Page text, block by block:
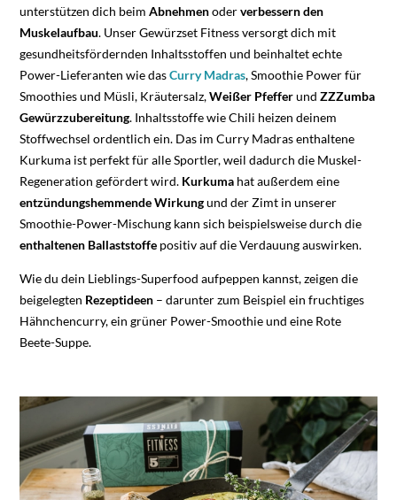
unterstützen dich beimAbnehmenoderverbessern den
Muskelaufbau. Unser Gewürzset Fitness versorgt dich mit
gesundheitsfördernden Inhaltsstoffen und beinhaltet echte
Power-Lieferanten wie dasCurry Madras, Smoothie Power für
Smoothies und Müsli, Kräutersalz,Weißer PfefferundZZZumba
Gewürzzubereitung. Inhaltsstoffe wie Chili heizen deinem
Stoffwechsel ordentlich ein. Das im Curry Madras enthaltene
Kurkuma ist perfekt für alle Sportler, weil dadurch die Muskel-
Regeneration gefördert wird. Kurkuma hat außerdem eine
entzündungshemmende Wirkungund der Zimt in unserer
Smoothie-Power-Mischung kann sich beispielsweise durch die
enthaltenen Ballaststoffe positiv auf die Verdauung auswirken.
Wie du dein Lieblings-Superfood aufpeppen kannst, zeigen die
beigelegten Rezeptideen – darunter zum Beispiel ein fruchtiges
Hähnchencurry, ein grüner Power-Smoothie und eine Rote
Beete-Suppe.